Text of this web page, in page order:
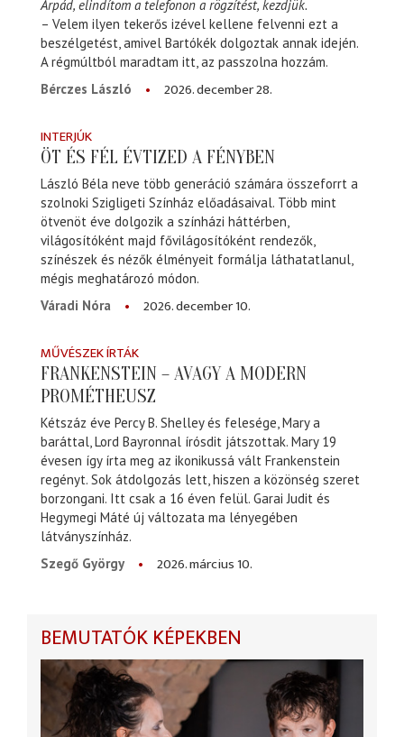
Árpád, elindítom a telefonon a rögzítést, kezdjük.
– Velem ilyen tekerős izével kellene felvenni ezt a
beszélgetést, amivel Bartókék dolgoztak annak idején.
A régmúltból maradtam itt, az passzolna hozzám.
Bérczes László
2026. december 28.
INTERJÚK
ÖT ÉS FÉL ÉVTIZED A FÉNYBEN
László Béla neve több generáció számára összeforrt a
szolnoki Szigligeti Színház előadásaival. Több mint
ötvenöt éve dolgozik a színházi háttérben,
világosítóként majd fővilágosítóként rendezők,
színészek és nézők élményeit formálja láthatatlanul,
mégis meghatározó módon.
Váradi Nóra
2026. december 10.
MŰVÉSZEK ÍRTÁK
FRANKENSTEIN – AVAGY A MODERN
PROMÉTHEUSZ
Kétszáz éve Percy B. Shelley és felesége, Mary a
baráttal, Lord Bayronnal írósdit játszottak. Mary 19
évesen így írta meg az ikonikussá vált Frankenstein
regényt. Sok átdolgozás lett, hiszen a közönség szeret
borzongani. Itt csak a 16 éven felül. Garai Judit és
Hegymegi Máté új változata ma lényegében
látványszínház.
Szegő György
2026. március 10.
BEMUTATÓK KÉPEKBEN